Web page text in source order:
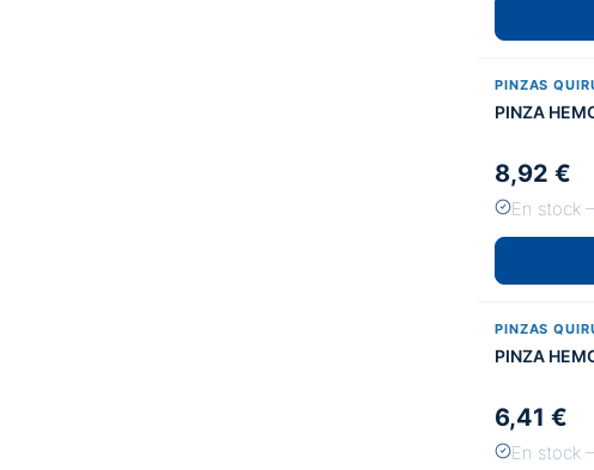
PINZAS
PINZA
8,92 €
En stock
PINZAS
PINZA
6,41 €
En stock